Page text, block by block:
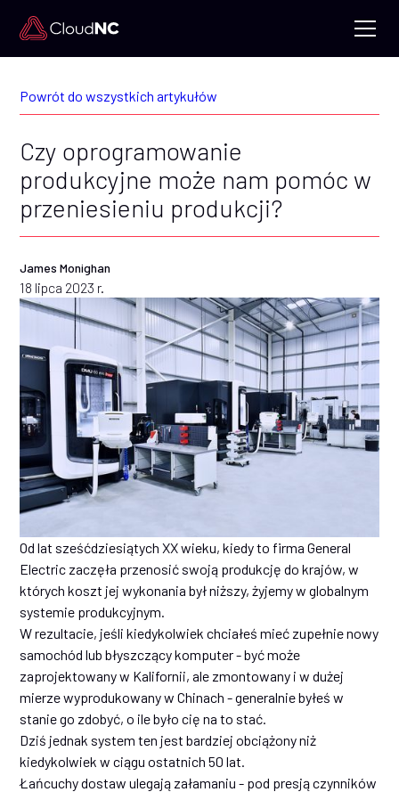
Powrót do wszystkich artykułów
Czy oprogramowanie
produkcyjne może nam pomóc w
przeniesieniu produkcji?
James Monighan
18 lipca 2023 r.
Od lat sześćdziesiątych XX wieku, kiedy to firma General
Electric zaczęła przenosić swoją produkcję do krajów, w
których koszt jej wykonania był niższy, żyjemy w globalnym
systemie produkcyjnym.
W rezultacie, jeśli kiedykolwiek chciałeś mieć zupełnie nowy
samochód lub błyszczący komputer - być może
zaprojektowany w Kalifornii, ale zmontowany i w dużej
mierze wyprodukowany w Chinach - generalnie byłeś w
stanie go zdobyć, o ile było cię na to stać.
Dziś jednak system ten jest bardziej obciążony niż
kiedykolwiek w ciągu ostatnich 50 lat.
Łańcuchy dostaw ulegają załamaniu - pod presją czynników